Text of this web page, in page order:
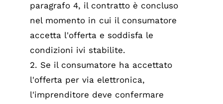
paragrafo 4, il contratto è concluso
nel momento in cui il consumatore
accetta l'offerta e soddisfa le
condizioni ivi stabilite.
2. Se il consumatore ha accettato
l'offerta per via elettronica,
l'imprenditore deve confermare